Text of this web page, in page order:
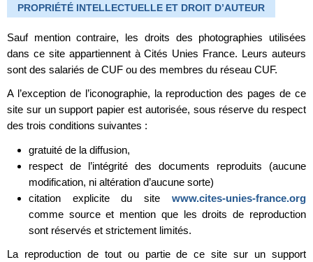
PROPRIÉTÉ INTELLECTUELLE ET DROIT D’AUTEUR
Sauf mention contraire, les droits des photographies utilisées
dans ce site appartiennent à Cités Unies France. Leurs auteurs
sont des salariés de CUF ou des membres du réseau CUF.
A l’exception de l’iconographie, la reproduction des pages de ce
site sur un support papier est autorisée, sous réserve du respect
des trois conditions suivantes :
gratuité de la diffusion,
respect de l’intégrité des documents reproduits (aucune
modification, ni altération d’aucune sorte)
citation explicite du site www.cites-unies-france.org
comme source et mention que les droits de reproduction
sont réservés et strictement limités.
La reproduction de tout ou partie de ce site sur un support